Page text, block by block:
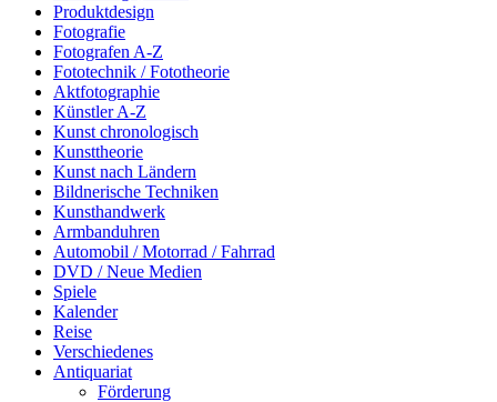
Produktdesign
Fotografie
Fotografen A-Z
Fototechnik / Fototheorie
Aktfotographie
Künstler A-Z
Kunst chronologisch
Kunsttheorie
Kunst nach Ländern
Bildnerische Techniken
Kunsthandwerk
Armbanduhren
Automobil / Motorrad / Fahrrad
DVD / Neue Medien
Spiele
Kalender
Reise
Verschiedenes
Antiquariat
Förderung